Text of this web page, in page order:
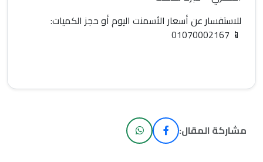
للاستفسار عنأسعار الأسمنت اليومأو حجز الكميات:
📱
01070002167
مشاركة المقال: